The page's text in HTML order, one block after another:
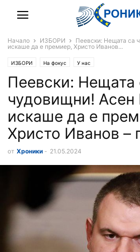
Начало ИЗБОРИ
Пеевски: Нещата са
искаше да е премиер, Христо Иванов...
ИЗБОРИ На фокус У нас
Пеевски: Нещата
чудовищни! Асен
искаше да е
Христо Иванов –
от Хроники - 21.05.2024